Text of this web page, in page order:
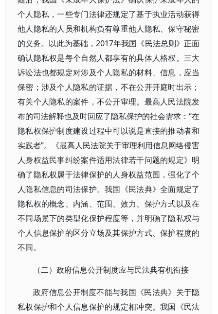
个人隐私，一些专门法律还规定了基于执业活动获得
他人隐私的人员和机构负有尊重他人隐私、保守秘密
的义务。以此为基础，2017年我国《民法总则》正面
确认隐私权是每个自然人都享有的具体人格权。三大
诉讼法也都规定对涉及个人隐私的材料、信息，应当
保密；涉及个人隐私的证据，不在公开开庭时出示；
有关个人隐私的案件，不公开审理。最高人民法院发
布的司法解释也及时回应了隐私保护的社会需求：“在
隐私权保护制度建设过程中可以说是直接的推动者和
实践者”。《最高人民法院关于审理利用信息网络侵害
人身权益民事纠纷案件适用法律若干问题的规定》明
确了隐私权属于法律保护的人身权益范围，强化了个
人隐私信息的司法保护。我国《民法典》全面规定了
隐私权的概念、内涵、范围、效力、保护方式以及在
不同场景下的类型化保护程度等，并明确了隐私权与
个人信息保护的区分立场及其保护方式、保护程度的
不同。
（二）政府信息公开制度应与民法典有机衔接
政府信息公开制度不能与我国《民法典》关于隐
私权保护和个人信息保护的规定相冲突。我国《民法